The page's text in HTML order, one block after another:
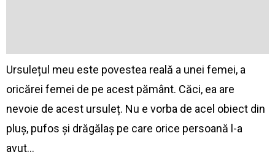
Ursulețul meu este povestea reală a unei femei, a
oricărei femei de pe acest pământ. Căci, ea are
nevoie de acest ursuleț. Nu e vorba de acel obiect din
pluș, pufos și drăgălaș pe care orice persoană l-a
avut…